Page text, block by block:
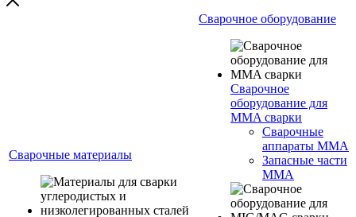
Сварочные материалы
Сварочное оборудование
Сварочное
оборудование для
MMA сварки
Сварочные
аппараты MMA
Запасные части
MMA